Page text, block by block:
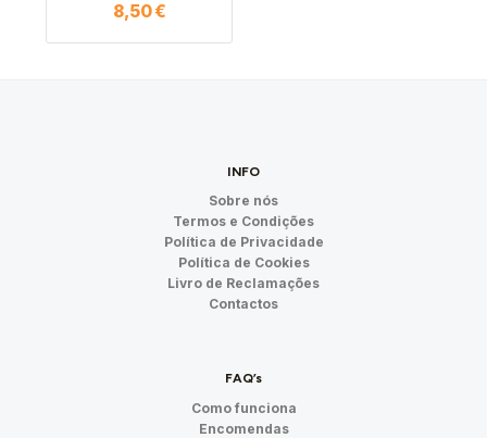
8,50€
INFO
Sobre nós
Termos e Condições
Política de Privacidade
Política de Cookies
Livro de Reclamações
Contactos
FAQ’s
Como funciona
Encomendas